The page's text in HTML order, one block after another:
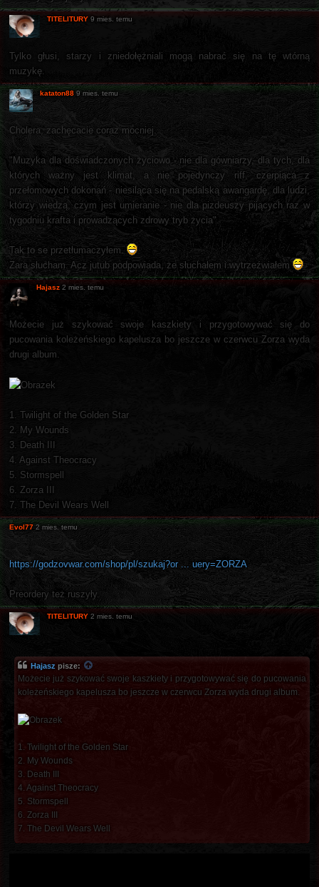
TITELITURY 9 mies. temu
Tylko głusi, starzy i zniedołężniali mogą nabrać się na tę wtórną
muzykę.
kataton88 9 mies. temu
Cholera, zachęcacie coraz mocniej.
"Muzyka dla doświadczonych życiowo - nie dla gówniarzy, dla tych, dla
których ważny jest klimat, a nie pojedynczy riff, czerpiąca z
przełomowych dokonań - niesiląca się na pedalską awangardę, dla ludzi,
którzy wiedzą, czym jest umieranie - nie dla pizdeuszy pijących raz w
tygodniu krafta i prowadzących zdrowy tryb życia".
Tak to se przetłumaczyłem.
Zara słucham. Acz jutub podpowiada, że słuchałem i wytrzeźwiałem
Hajasz 2 mies. temu
Możecie już szykować swoje kaszkiety i przygotowywać się do
pucowania koleżeńskiego kapelusza bo jeszcze w czerwcu Zorza wyda
drugi album.
1. Twilight of the Golden Star
2. My Wounds
3. Death III
4. Against Theocracy
5. Stormspell
6. Zorza III
7. The Devil Wears Well
Evol77 2 mies. temu
https://godzovwar.com/shop/pl/szukaj?or ... uery=ZORZA
Preordery też ruszyły.
TITELITURY 2 mies. temu
Hajasz pisze:
Możecie już szykować swoje kaszkiety i przygotowywać się do pucowania
koleżeńskiego kapelusza bo jeszcze w czerwcu Zorza wyda drugi album.
1. Twilight of the Golden Star
2. My Wounds
3. Death III
4. Against Theocracy
5. Stormspell
6. Zorza III
7. The Devil Wears Well